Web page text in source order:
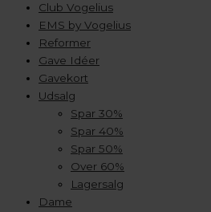
Club Vogelius
EMS by Vogelius
Reformer
Gave Idéer
Gavekort
Udsalg
Spar 30%
Spar 40%
Spar 50%
Over 60%
Lagersalg
Dame